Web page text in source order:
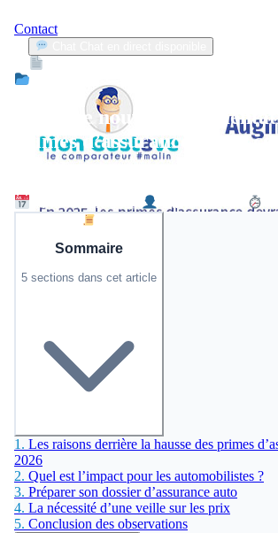
Contact
Vers une nouvelle
primes d’assurance auto :
savoir
11 novembre 2025 David Moreau
Sommaire
5 sections dans cet article
1. Les raisons derrière la hausse des primes
2026
2. Quel est l’impact pour les automobilistes ?
3. Préparer son dossier d’assurance auto
4. La nécessité d’une veille sur les prix
5. Conclusion des observations